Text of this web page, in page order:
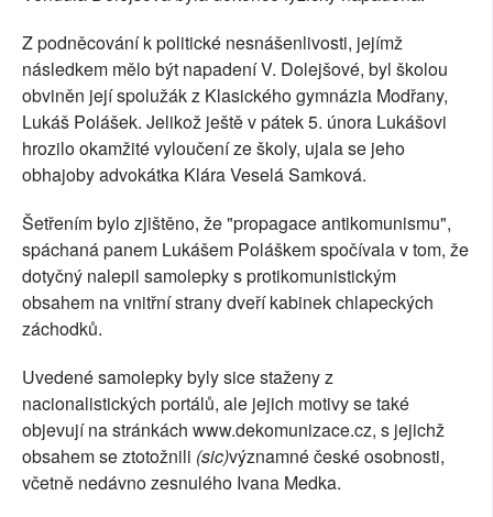
Z podněcování k politické nesnášenlivosti, jejímž
následkem mělo být napadení V. Dolejšové, byl školou
obviněn její spolužák z Klasického gymnázia Modřany,
Lukáš Polášek. Jelikož ještě v pátek 5. února Lukášovi
hrozilo okamžité vyloučení ze školy, ujala se jeho
obhajoby advokátka Klára Veselá Samková.
Šetřením bylo zjištěno, že "propagace antikomunismu",
spáchaná panem Lukášem Poláškem spočívala v tom, že
dotyčný nalepil samolepky s protikomunistickým
obsahem na vnitřní strany dveří kabinek chlapeckých
záchodků.
Uvedené samolepky byly sice staženy z
nacionalistických portálů, ale jejich motivy se také
objevují na stránkách www.dekomunizace.cz, s jejichž
obsahem se ztotožnili (sic)významné české osobnosti,
včetně nedávno zesnulého Ivana Medka.